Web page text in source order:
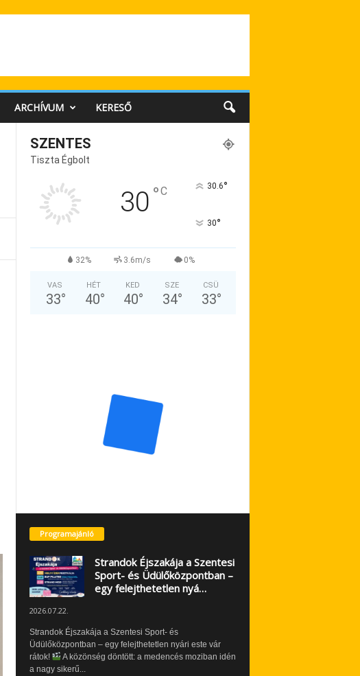
ARCHÍVUM KERESŐ
SZENTES
Tiszta Égbolt
30 °C 30.6°
30°
32% 3.6m/s 0%
VAS
33°
HÉT
40°
KED
40°
SZE
34°
CSÜ
33°
Programajánló
Strandok Éjszakája a Szentesi
Sport- és Üdülőközpontban –
egy felejthetetlen nyá…
2026.07.22.
Strandok Éjszakája a Szentesi Sport- és
Üdülőközpontban – egy felejthetetlen nyári este vár
rátok!
A közönség döntött: a medencés moziban idén
a nagy sikerű...